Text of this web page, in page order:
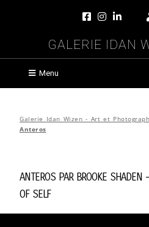
Galerie Idan
Menu
Galerie Idan Wizen - Art et
Anteros
Anteros parBrooke Shaden-
of Self